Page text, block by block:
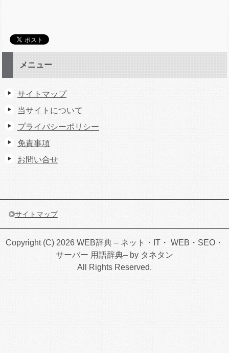
メニュー
サイトマップ
当サイトについて
プライバシーポリシー
免責事項
お問い合せ
サイトマップ
Copyright (C) 2026 WEB辞典 – ネット・IT・ WEB・SEO・
サーバー 用語辞典– by タネタン
All Rights Reserved.